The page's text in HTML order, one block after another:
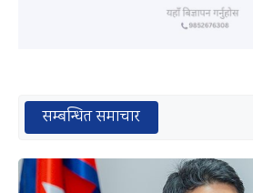
सम्बन्धित समाचार